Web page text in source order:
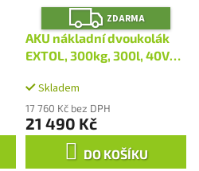
Z
D
A
R
M
A
ZDARMA
AKU nákladní dvoukolák
EXTOL, 300kg, 300l, 40V
Skladem
17 760 Kč bez DPH
21 490 Kč
DO KOŠÍKU